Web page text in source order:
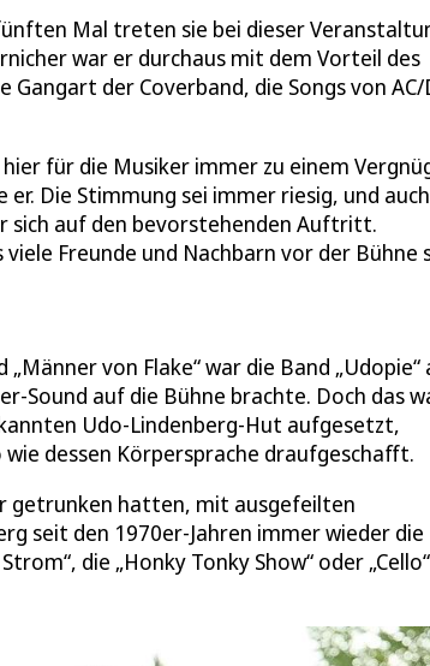
Mal treten sie bei dieser
war er durchaus mit dem Vorteil des
der Coverband, die Songs von AC/
für die Musiker immer zu einem
er. Die Stimmung sei immer riesig, und
sich auf den bevorstehenden Auftritt.
Freunde und Nachbarn vor der Bühne
von Flake“ war die Band „Udopie“
Sound auf die Bühne brachte. Doch das
Udo-Lindenberg-Hut aufgesetzt,
wie dessen Körpersprache draufgeschafft.
getrunken hatten, mit ausgefeilten
seit den 1970er-Jahren immer wieder die
die „Honky Tonky Show“ oder